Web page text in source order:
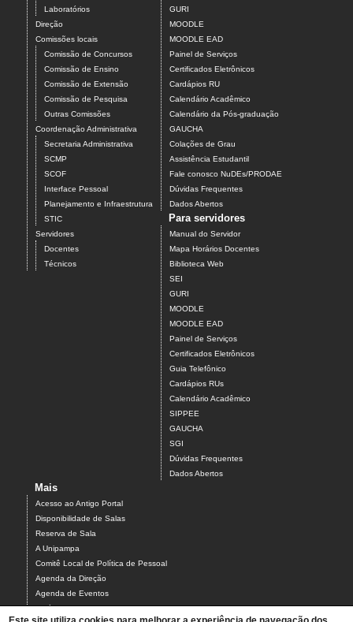
Laboratórios
Direção
Comissões locais
Comissão de Concursos
Comissão de Ensino
Comissão de Extensão
Comissão de Pesquisa
Outras Comissões
Coordenação Administrativa
Secretaria Administrativa
SCMP
SCOF
Interface Pessoal
Planejamento e Infraestrutura
STIC
Servidores
Docentes
Técnicos
GURI
MOODLE
MOODLE EAD
Painel de Serviços
Certificados Eletrônicos
Cardápios RU
Calendário Acadêmico
Calendário da Pós-graduação
GAUCHA
Colações de Grau
Assistência Estudantil
Fale conosco NuDEs/PRODAE
Dúvidas Frequentes
Dados Abertos
Para servidores
Manual do Servidor
Mapa Horários Docentes
Biblioteca Web
SEI
GURI
MOODLE
MOODLE EAD
Painel de Serviços
Certificados Eletrônicos
Guia Telefônico
Cardápios RUs
Calendário Acadêmico
SIPPEE
GAUCHA
SGI
Dúvidas Frequentes
Dados Abertos
Mais
Acesso ao Antigo Portal
Disponibilidade de Salas
Reserva de Sala
A Unipampa
Comitê Local de Política de Pessoal
Agenda da Direção
Agenda de Eventos
Estágios